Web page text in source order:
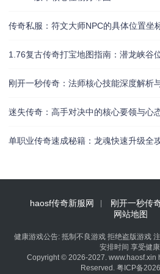
传奇私服：符文大师NPC的具体位置坐
1.76复古传奇打宝地图指南：潜龙峡谷
刚开一秒传奇：法师核心技能深度解析
迷失传奇：高手对决中的核心要领与心
单职业传奇速成秘籍：龙魂快速升级全
haosf传奇新服网 刚开一秒传
网站地图
健康游戏公告: 抵制不良游戏 拒绝盗版游戏
安排时间 享受健
Copyright © 2026-2027. www.haosf.xin
Reserved. 粤ICP备